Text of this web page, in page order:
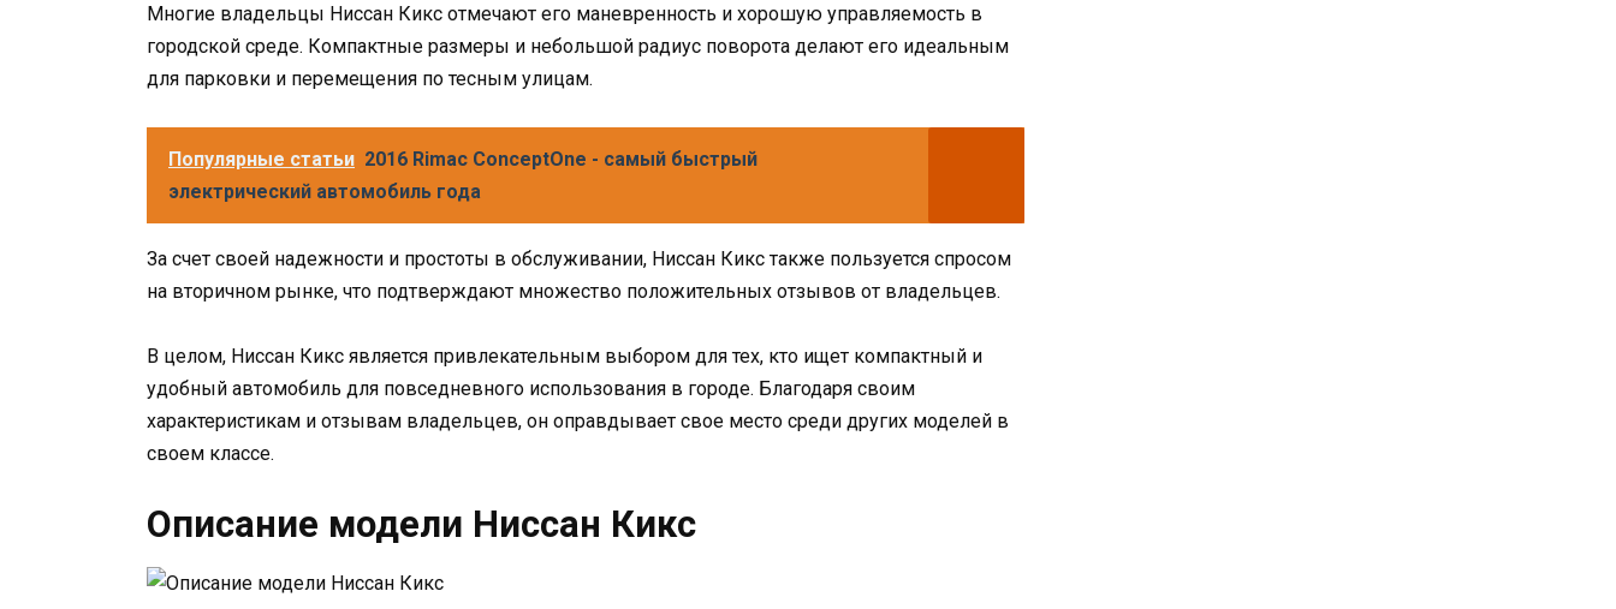
Многие владельцы Ниссан Кикс отмечают его маневренность и хорошую управляемость в
городской среде. Компактные размеры и небольшой радиус поворота делают его идеальным
для парковки и перемещения по тесным улицам.
Популярные статьи 2016 Rimac ConceptOne - самый быстрый
электрический автомобиль года
За счет своей надежности и простоты в обслуживании, Ниссан Кикс также пользуется спросом
на вторичном рынке, что подтверждают множество положительных отзывов от владельцев.
В целом, Ниссан Кикс является привлекательным выбором для тех, кто ищет компактный и
удобный автомобиль для повседневного использования в городе. Благодаря своим
характеристикам и отзывам владельцев, он оправдывает свое место среди других моделей в
своем классе.
Описание модели Ниссан Кикс